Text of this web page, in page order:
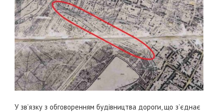
У зв’язку з обговоренням будівництва дороги, що з’єднає